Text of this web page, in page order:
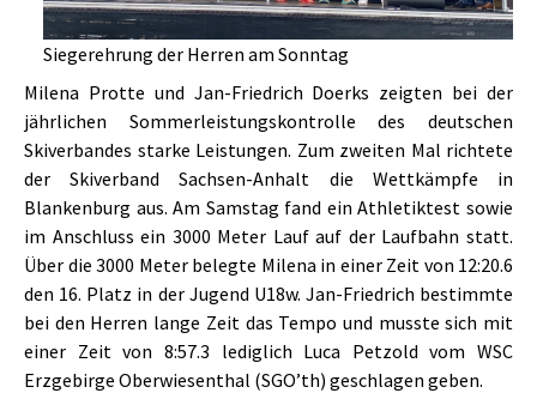
Siegerehrung der Herren am Sonntag
Milena Protte und Jan-Friedrich Doerks zeigten bei der
jährlichen Sommerleistungskontrolle des deutschen
Skiverbandes starke Leistungen. Zum zweiten Mal richtete
der Skiverband Sachsen-Anhalt die Wettkämpfe in
Blankenburg aus. Am Samstag fand ein Athletiktest sowie
im Anschluss ein 3000 Meter Lauf auf der Laufbahn statt.
Über die 3000 Meter belegte Milena in einer Zeit von 12:20.6
den 16. Platz in der Jugend U18w. Jan-Friedrich bestimmte
bei den Herren lange Zeit das Tempo und musste sich mit
einer Zeit von 8:57.3 lediglich Luca Petzold vom WSC
Erzgebirge Oberwiesenthal (SGO’th) geschlagen geben.